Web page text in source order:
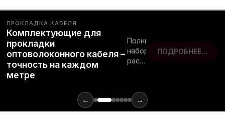
ПРОКЛАДКА КАБЕЛЯ
Комплектующие для
прокладки
оптоволоконного кабеля –
точность на каждом
метре
Полный
набор
расходных
для
монтажа
ПОДРОБНЕЕ…
← →